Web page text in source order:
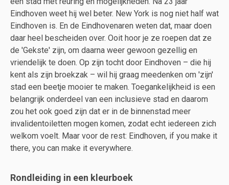
Eindhoven weet hij wel beter. New York is nog niet half wat
Eindhoven is. En de Eindhovenaren weten dat, maar doen
daar heel bescheiden over. Ooit hoor je ze roepen dat ze
de 'Gekste' zijn, om daarna weer gewoon gezellig en
vriendelijk te doen. Op zijn tocht door Eindhoven – die hij
kent als zijn broekzak – wil hij graag meedenken om 'zijn'
stad een beetje mooier te maken. Toegankelijkheid is een
belangrijk onderdeel van een inclusieve stad en daarom
zou het ook goed zijn dat er in de binnenstad meer
invalidentoiletten mogen komen, zodat echt iedereen zich
welkom voelt. Maar voor de rest: Eindhoven, if you make it
there, you can make it everywhere.
Rondleiding in een kleurboek